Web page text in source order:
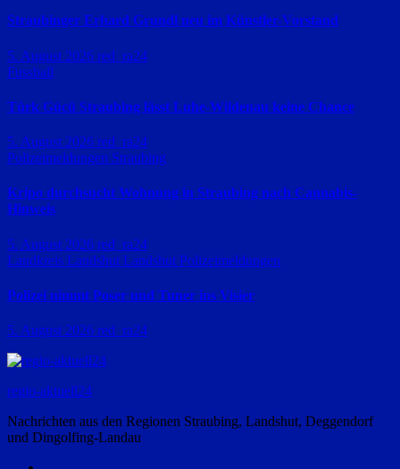
Straubinger Erhard Grundl neu im Künstler-Vorstand
5. August 2026 red_ra24
Fussball
Türk Gücü Straubing lässt Luhe-Wildenau keine Chance
5. August 2026 red_ra24
Polizeimeldungen Straubing
Kripo durchsucht Wohnung in Straubing nach Cannabis-
Hinweis
5. August 2026 red_ra24
Landkreis Landshut Landshut Polizeimeldungen
Polizei nimmt Poser und Tuner ins Visier
5. August 2026 red_ra24
regio-aktuell24
Nachrichten aus den Regionen Straubing, Landshut, Deggendorf
und Dingolfing-Landau